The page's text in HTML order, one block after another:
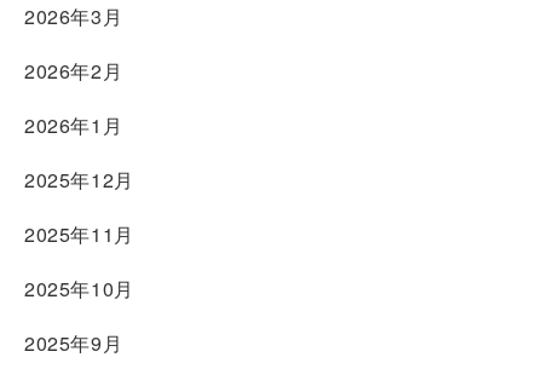
2026年3月
2026年2月
2026年1月
2025年12月
2025年11月
2025年10月
2025年9月